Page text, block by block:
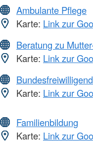
Ambulante Pflege
Karte: Link zur
Beratung zu
Karte: Link zur
Karte: Link zur
Familienbildung
Karte: Link zur